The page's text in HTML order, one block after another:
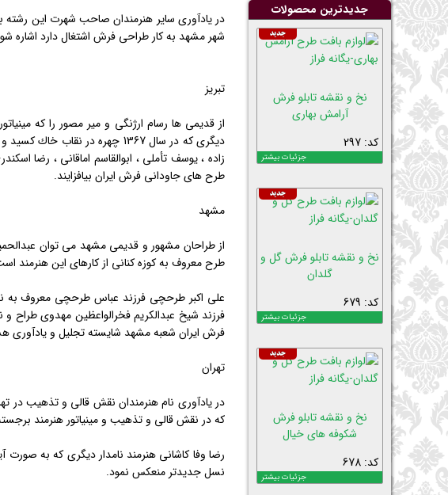
در یادآوری سایر هنرمندان صاحب شهرت این
شهر مشهد به كار طراحی فرش اشتغال دارد اشاره
تبریز
از قدیمی ها رسام ارژنگی و میر مصور را كه
دیگری كه در سال 1367 چهره
زاده ، یوسف تأملی ، ابوالقاسم اماقانی ، رضا
طرح های جاودانی فرش ایران بیافزایند.
مشهد
طرح معروف به كوزه كنانی از كارهای این هنرمند
فرزند شیخ عبدالكریم فخرالواعظین مهدوی
فرش ایران شعبه مشهد شایسته تجلیل و یادآوری
تهران
در یادآوری نام هنرمندان نقش قالی و تذهیب در
كه در نقش قالی و تذهیب و مینیاتور هنرمند
رضا وفا كاشانی هنرمند نامدار دیگری كه به صورت
نسل جدیدتر منعكس نمود.
جدیدترین محصولات
نخ و نقشه تابلو فرش
آرامش بهاری
کد: 297
جزئیات بیشتر
نخ و نقشه تابلو فرش گل و
گلدان
کد: 679
جزئیات بیشتر
نخ و نقشه تابلو فرش
شکوفه های خیال
کد: 678
جزئیات بیشتر